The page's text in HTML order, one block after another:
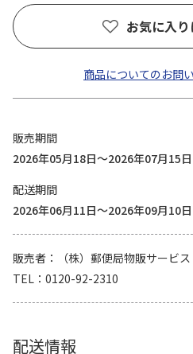
お気に入
商品についてのお問
販売期間
2026年05月18日～2026年07月15日
配送期間
2026年06月11日～2026年09月10日
販売者
（株）郵便局物販サービス
TEL
0120-92-2310
配送情報